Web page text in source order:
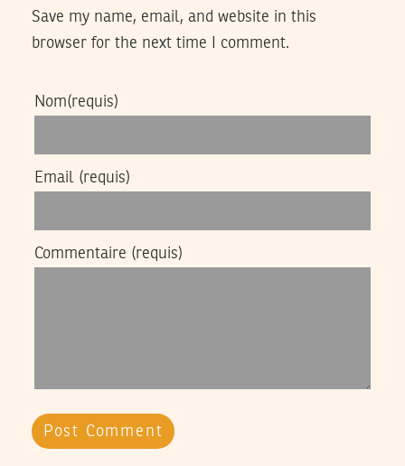
Save my name, email, and website in this
browser for the next time I comment.
Nom(requis)
Email (requis)
Commentaire (requis)